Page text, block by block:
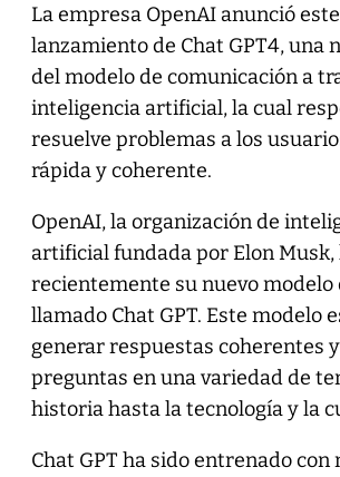
La empresa OpenAI anunció
lanzamiento de Chat GPT4, una
del modelo de comunicación a
inteligencia artificial, la cual
resuelve problemas a los
rápida y coherente.
OpenAI, la organización de
artificial fundada por Elon Musk,
recientemente su nuevo modelo
llamado Chat GPT. Este modelo
generar respuestas coherentes
preguntas en una variedad de
historia hasta la tecnología y la
Chat GPT ha sido entrenado con